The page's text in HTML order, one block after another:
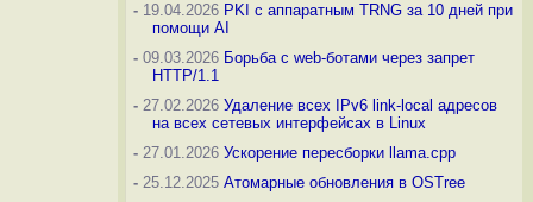
-19.04.2026 PKI с аппаратным TRNG за 10 дней при
помощи AI
-09.03.2026 Борьба с web-ботами через запрет
HTTP/1.1
-27.02.2026 Удаление всех IPv6 link-local адресов
на всех сетевых интерфейсах в Linux
-27.01.2026 Ускорение пересборки llama.cpp
-25.12.2025 Атомарные обновления в OSTree